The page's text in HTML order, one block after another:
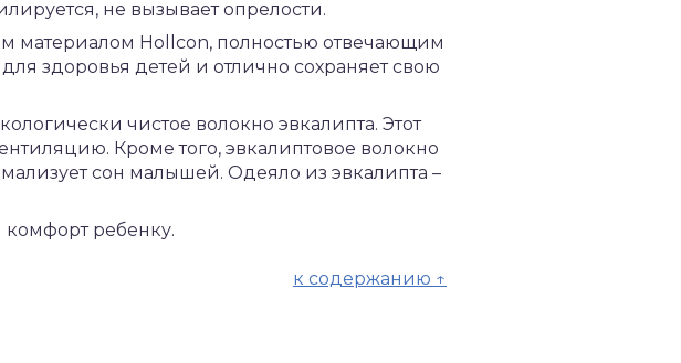
не вызывает опрелости.
материалом Hollcon, полностью отвечающим
здоровья детей и отлично сохраняет свою
чистое волокно эвкалипта. Этот
Кроме того, эвкалиптовое волокно
сон малышей. Одеяло из эвкалипта –
ребенку.
к содержанию ↑